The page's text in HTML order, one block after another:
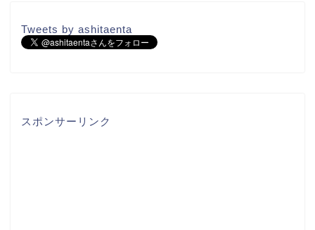
Tweets by ashitaenta
スポンサーリンク